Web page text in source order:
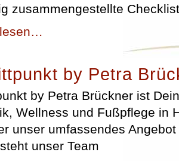
zusammengestellte
by Petra
by Petra Brückner ist
Wellness und Fußpflege in
unser umfassendes
unser Team